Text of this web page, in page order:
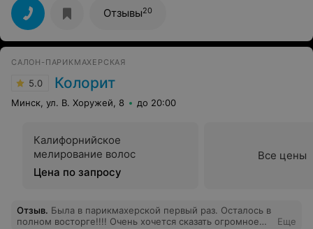
Отзывы20
САЛОН-ПАРИКМАХЕРСКАЯ
5.0 Колорит
Минск, ул. В. Хоружей, 8 до 20:00
Калифорнийское
мелирование волос
Цена по запросу
Все цены
Отзыв. Была в парикмахерской первый раз. Осталось в
полном восторге!!!! Очень хочется сказать огромное
Еще